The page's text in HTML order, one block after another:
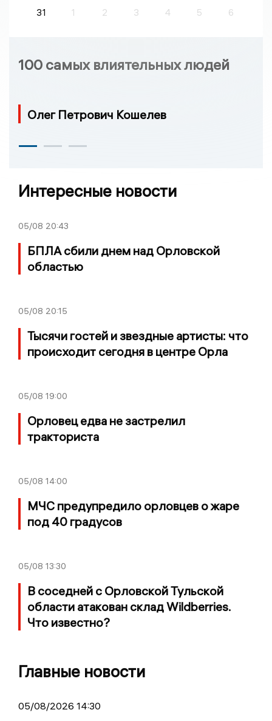
31
1 2 3 4 5 6
100 самых влиятельных людей
Олег Петрович Кошелев
Интересные новости
05/08 20:43
БПЛА сбили днем над Орловской
областью
05/08 20:15
Тысячи гостей и звездные артисты: что
происходит сегодня в центре Орла
05/08 19:00
Орловец едва не застрелил
тракториста
05/08 14:00
МЧС предупредило орловцев о жаре
под 40 градусов
05/08 13:30
В соседней с Орловской Тульской
области атакован склад Wildberries.
Что известно?
Главные новости
05/08/2026 14:30